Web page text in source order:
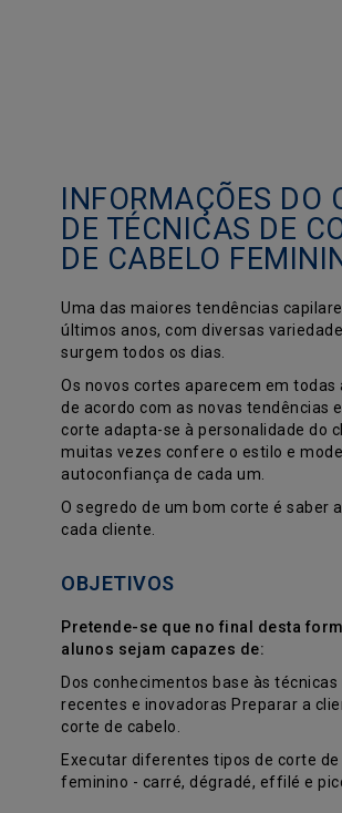
INFORMAÇÕES DO
DE TÉCNICAS DE
DE CABELO
Uma das maiores tendências
últimos anos, com diversas
surgem todos os dias.
Os novos cortes aparecem em todas
de acordo com as novas tendências
corte adapta-se à personalidade do
muitas vezes confere o estilo e
autoconfiança de cada um.
O segredo de um bom corte é saber
cada cliente.
OBJETIVOS
Pretende-se que no final desta
alunos sejam capazes de:
Dos conhecimentos base às técnicas
recentes e inovadoras Preparar a
corte de cabelo.
Executar diferentes tipos de corte de
feminino - carré, dégradé, effilé e